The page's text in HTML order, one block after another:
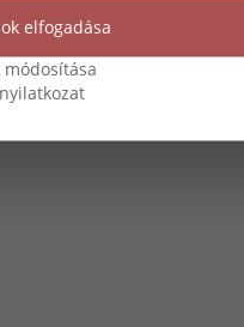
elfogadása